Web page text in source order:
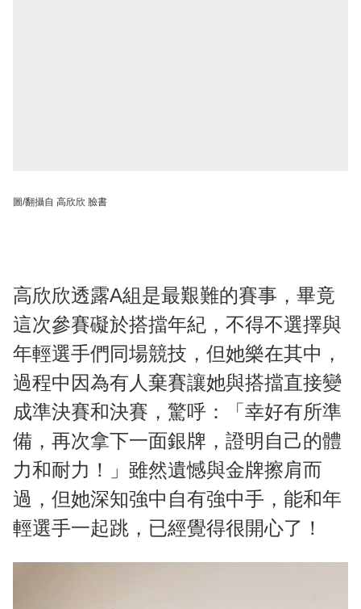
圖/翻攝自 高欣欣 臉書
高欣欣透露A組是最艱難的賽事，畢竟
這次參賽礙於搭擋年紀，不得不選擇與
年輕選手們同場競技，但她樂在其中，
過程中因為有人棄賽讓她與搭擋直接變
成準決賽和決賽，驚呼：「幸好有所準
備，再次拿下一面銀牌，證明自己的體
力和耐力！」雖然遺憾與金牌擦肩而
過，但她深知強中自有強中手，能和年
輕選手一起跳，已經覺得很開心了！